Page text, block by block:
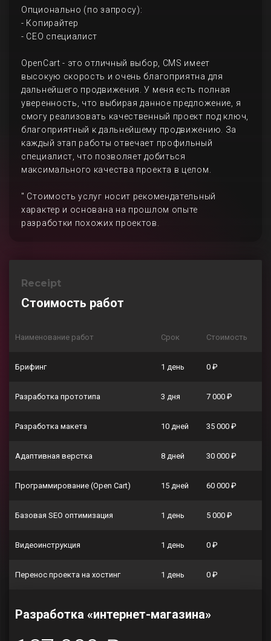
Опционально (по запросу):
- Копирайтер
- СЕО специалист
OpenCart - это отличный выбор, CMS имеет
высокую скорость и очень благоприятна для
дальнейшего продвижения. У меня есть полная
уверенность, что выбирая данное предложение, я
смогу реализовать качественный проект под ключ,
благоприятный к дальнейшему продвижению. За
каждый этап работы отвечает профильный
специалист, что позволяет добиться
максимального качества проекта в целом.
" Стоимость услуг носит рекомендательный
характер и основана на прошлом опыте
разработки похожих проектов.
Receipt
Стоимость работ
Наименование работ Срок Стоимость
Брифинг 1 день 0 ₽
Разработка прототипа 3 дня 7 000 ₽
Разработка макета 10 дней 35 000 ₽
Адаптивная верстка 8 дней 30 000 ₽
Программирование (Open Cart) 15 дней 60 000 ₽
Базовая SEO оптимизация 1 день 5 000 ₽
Видеоинструкция 1 день 0 ₽
Перенос проекта на хостинг 1 день 0 ₽
Разработка «интернет-магазина»